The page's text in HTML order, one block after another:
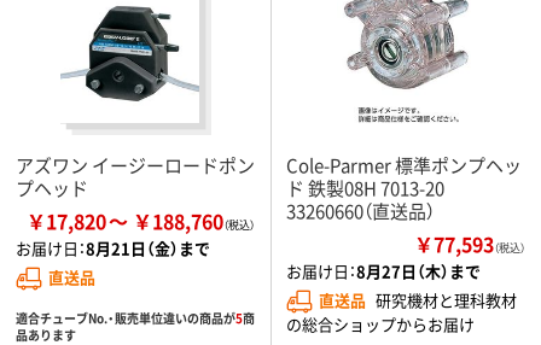
アズワン イージーロードポン
プヘッド
￥17,820 ￥188,760
お届け日：8月21日（金）まで
直送品
適合チューブNo.・販売単位違いの商品が5商
品あります
Cole-Parmer 標準ポンプヘッ
ド 鉄製08H 7013-20
33260660（直送品）
￥77,593（税込）
お届け日：8月27日（木）まで
直送品 研究機材と理科教材
の総合ショップからお届け